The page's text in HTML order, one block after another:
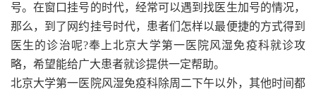
号。在窗口挂号的时代，经常可以遇到找医生加号的情况，
那么，到了网约挂号时代，患者们怎样以最便捷的方式得到
医生的诊治呢?奉上北京大学第一医院风湿免疫科就诊攻
略，希望能给广大患者就诊提供一定帮助。
北京大学第一医院风湿免疫科除周二下午以外，其他时间都